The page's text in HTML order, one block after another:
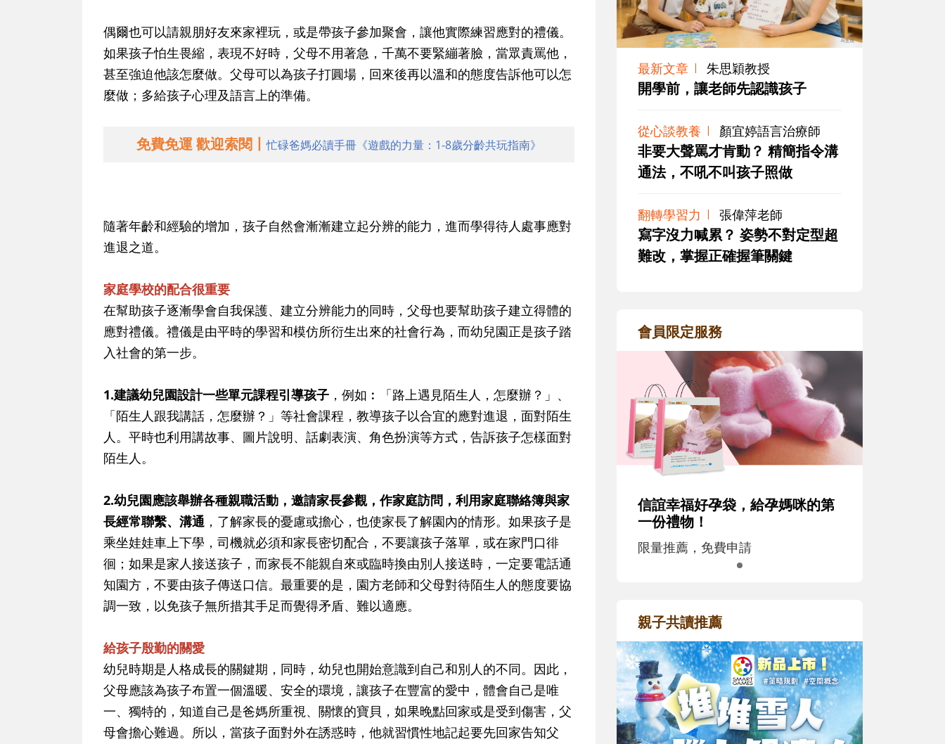
偶爾也可以請親朋好友來家裡玩，或是帶孩子參加聚會，讓他實際練習應對的禮儀。
如果孩子怕生畏縮，表現不好時，父母不用著急，千萬不要緊繃著臉，當眾責罵他，
甚至強迫他該怎麼做。父母可以為孩子打圓場，回來後再以溫和的態度告訴他可以怎
麼做；多給孩子心理及語言上的準備。
免費免運 歡迎索閱丨忙碌爸媽必讀手冊《遊戲的力量：1-8歲分齡共玩指南》
隨著年齡和經驗的增加，孩子自然會漸漸建立起分辨的能力，進而學得待人處事應對
進退之道。
家庭學校的配合很重要
在幫助孩子逐漸學會自我保護、建立分辨能力的同時，父母也要幫助孩子建立得體的
應對禮儀。禮儀是由平時的學習和模仿所衍生出來的社會行為，而幼兒園正是孩子踏
入社會的第一步。
1.建議幼兒園設計一些單元課程引導孩子 ，例如︰「路上遇見陌生人，怎麼辦？」、
「陌生人跟我講話，怎麼辦？」等社會課程，教導孩子以合宜的應對進退，面對陌生
人。平時也利用講故事、圖片說明、話劇表演、角色扮演等方式，告訴孩子怎樣面對
陌生人。
2.幼兒園應該舉辦各種親職活動，邀請家長參觀，作家庭訪問，利用家庭聯絡簿與家
長經常聯繫、溝通 ，了解家長的憂慮或擔心，也使家長了解園內的情形。如果孩子是
乘坐娃娃車上下學，司機就必須和家長密切配合，不要讓孩子落單，或在家門口徘
徊；如果是家人接送孩子，而家長不能親自來或臨時換由別人接送時，一定要電話通
知園方，不要由孩子傳送口信。最重要的是，園方老師和父母對待陌生人的態度要協
調一致，以免孩子無所措其手足而覺得矛盾、難以適應。
給孩子殷勤的關愛
幼兒時期是人格成長的關鍵期，同時，幼兒也開始意識到自己和別人的不同。因此，
父母應該為孩子布置一個溫暖、安全的環境，讓孩子在豐富的愛中，體會自己是唯
一、獨特的，知道自己是爸媽所重視、關懷的寶貝，如果晚點回家或是受到傷害，父
母會擔心難過。所以，當孩子面對外在誘惑時，他就習慣性地記起要先回家告知父
最新文章 朱思穎教授
開學前，讓老師先認識孩子
從心談教養 顏宜婷語言治療師
非要大聲罵才肯動？ 精簡指令溝
通法，不吼不叫孩子照做
翻轉學習力 張偉萍老師
寫字沒力喊累？ 姿勢不對定型超
難改，掌握正確握筆關鍵
會員限定服務
信誼幸福好孕袋，給孕媽咪的第
一份禮物！
限量推薦，免費申請
親子共讀推薦